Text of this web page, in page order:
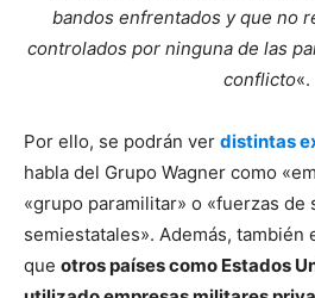
bandos enfrentados y que no
controlados por ninguna de las
conflicto«.
Por ello, se podrán ver distintas
habla del Grupo Wagner como
«grupo paramilitar» o «fuerzas de
semiestatales». Además,
que otros países como Estados